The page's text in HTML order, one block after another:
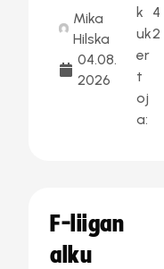
Mika
Hilska
04.08.
2026
k
uk
er
t
oj
a:
4
2
F-liigan
alku